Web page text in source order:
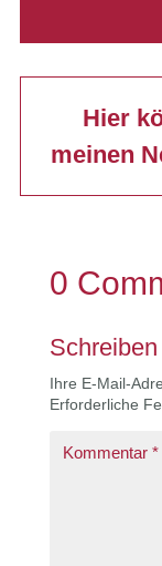
Hier
meinen
0
Ihre E-Mail-
Erforderliche